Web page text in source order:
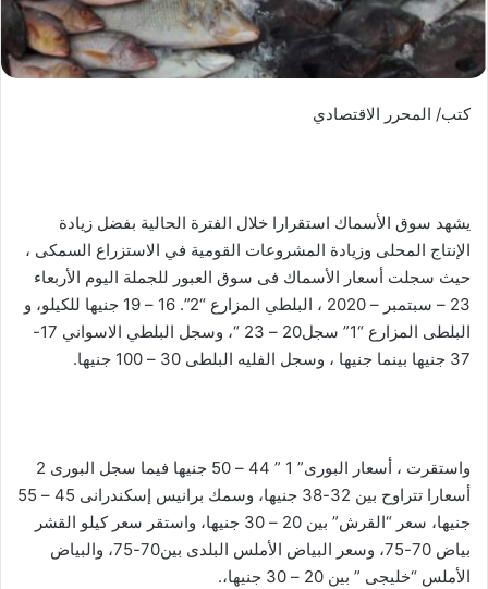
كتب/ المحرر الاقتصادي
يشهد سوق الأسماك استقرارا خلال الفترة الحالية بفضل زيادة
الإنتاج المحلى وزيادة المشروعات القومية في الاستزراع السمكى ،
حيث سجلت أسعار الأسماك فى سوق العبور للجملة اليوم الأربعاء
23 – سبتمبر – 2020 ، البلطي المزارع “2”. 16 – 19 جنيها للكيلو، و
البلطى المزارع “1” سجل20 – 23 “، وسجل البلطي الاسواني 17-
37 جنيها بينما جنيها ، وسجل الفليه البلطى 30 – 100 جنيها.
واستقرت ، أسعار البورى” 1 ” 44 – 50 جنيها فيما سجل البورى 2
أسعارا تتراوح بين 32-38 جنيها، وسمك برانيس إسكندرانى 45 – 55
جنيها، سعر “القرش” بين 20 – 30 جنيها، واستقر سعر كيلو القشر
بياض 70-75، وسعر البياض الأملس البلدى بين70-75، والبياض
الأملس “خليجى ” بين 20 – 30 جنيها،.